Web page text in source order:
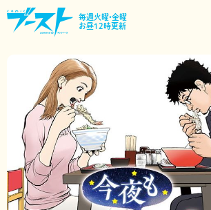
毎週火曜•金曜
お昼12時更新